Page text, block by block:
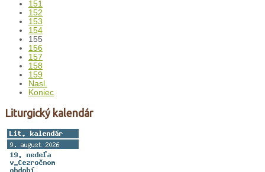
151
152
153
154
155
156
157
158
159
Nasl.
Koniec
Liturgický kalendár